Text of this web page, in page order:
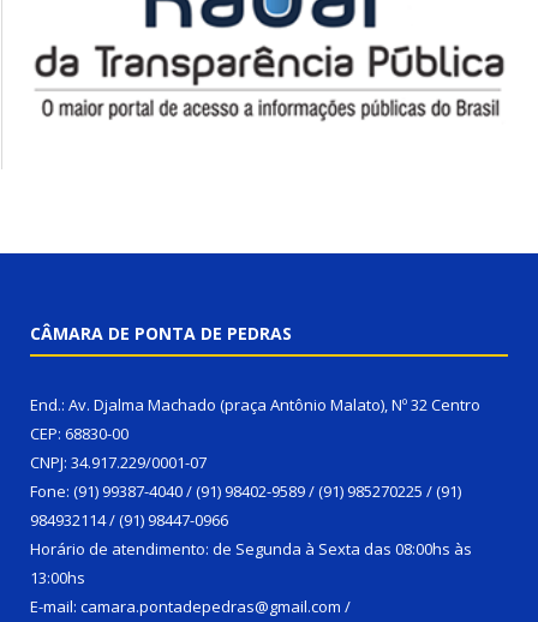
CÂMARA DE PONTA DE PEDRAS
End.: Av. Djalma Machado (praça Antônio Malato), Nº 32 Centro
CEP: 68830-00
CNPJ: 34.917.229/0001-07
Fone: (91) 99387-4040 / (91) 98402-9589 / (91) 985270225 / (91)
984932114 / (91) 98447-0966
Horário de atendimento: de Segunda à Sexta das 08:00hs às
13:00hs
E-mail: camara.pontadepedras@gmail.com /